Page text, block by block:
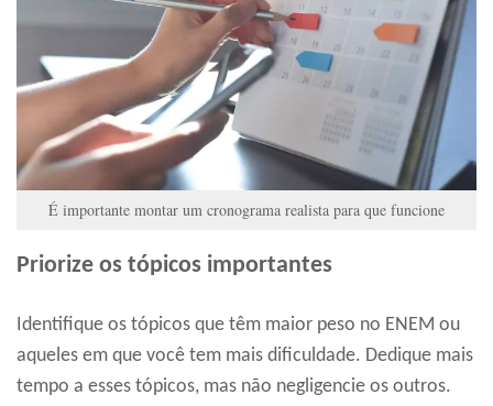
É importante montar um cronograma realista para que funcione
Priorize os tópicos importantes
Identifique os tópicos que têm maior peso no ENEM ou
aqueles em que você tem mais dificuldade. Dedique mais
tempo a esses tópicos, mas não negligencie os outros.